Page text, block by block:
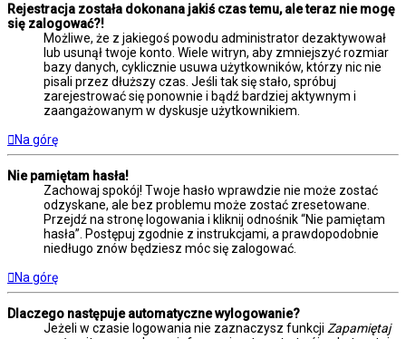
Rejestracja została dokonana jakiś czas temu, ale teraz nie mogę
się zalogować?!
Możliwe, że z jakiegoś powodu administrator dezaktywował
lub usunął twoje konto. Wiele witryn, aby zmniejszyć rozmiar
bazy danych, cyklicznie usuwa użytkowników, którzy nic nie
pisali przez dłuższy czas. Jeśli tak się stało, spróbuj
zarejestrować się ponownie i bądź bardziej aktywnym i
zaangażowanym w dyskusje użytkownikiem.
Na górę
Nie pamiętam hasła!
Zachowaj spokój! Twoje hasło wprawdzie nie może zostać
odzyskane, ale bez problemu może zostać zresetowane.
Przejdź na stronę logowania i kliknij odnośnik “Nie pamiętam
hasła”. Postępuj zgodnie z instrukcjami, a prawdopodobnie
niedługo znów będziesz móc się zalogować.
Na górę
Dlaczego następuje automatyczne wylogowanie?
Jeżeli w czasie logowania nie zaznaczysz funkcji Zapamiętaj